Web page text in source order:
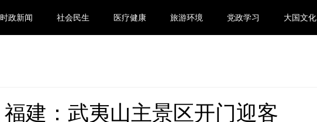
时政新闻 社会民生 医疗健康 旅游环境 党政学习 大国文化
福建：武夷山主景区开门迎客